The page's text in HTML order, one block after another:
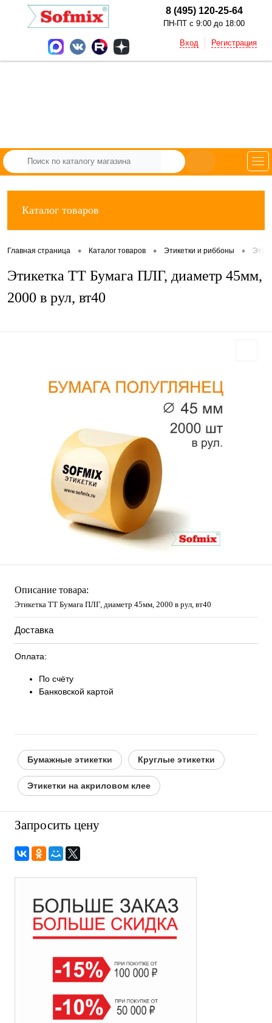
8 (495) 120-25-64
ПН-ПТ с 9:00 до 18:00
Вход Регистрация
Каталог товаров
Главная страница • Каталог товаров • Этикетки и риббоны •
Этикетка ТТ Бумага ПЛГ, диаметр 45мм,
2000 в рул, вт40
Описание товара:
Этикетка ТТ Бумага ПЛГ, диаметр 45мм, 2000 в рул, вт40
Доставка
Оплата:
По счёту
Банковской картой
Бумажные этикетки Круглые этикетки
Этикетки на акриловом клее
Запросить цену